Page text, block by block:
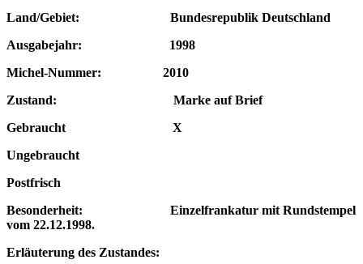
Land/Gebiet: Bundesrepublik Deutschland
Ausgabejahr: 1998
Michel-Nummer: 2010
Zustand: Marke auf Brief
Gebraucht X
Ungebraucht
Postfrisch
Besonderheit: Einzelfrankatur mit Rundstempel
vom 22.12.1998.
Erläuterung des Zustandes: